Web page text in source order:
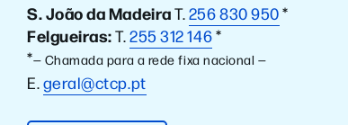
S. João da MadeiraT.256 830 950*
Felgueiras:T.255 312 146*
*— Chamada para a rede fixa nacional —
E.geral@ctcp.pt